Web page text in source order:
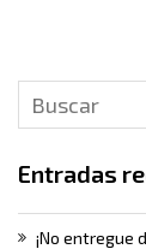
Entradas
¡No entregue